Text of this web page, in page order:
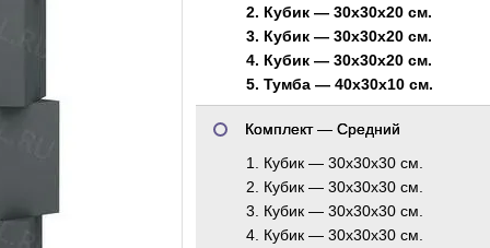
2. Кубик — 30х30х20 см.
3. Кубик — 30х30х20 см.
4. Кубик — 30х30х20 см.
5. Тумба — 40х30х10 см.
Комплект — Средний
1. Кубик — 30х30х30 см.
2. Кубик — 30х30х30 см.
3. Кубик — 30х30х30 см.
4. Кубик — 30х30х30 см.